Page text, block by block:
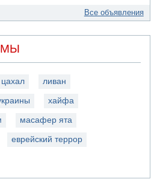
Все объявления
цахал ливан
хайфа
масафер ята
еврейский террор